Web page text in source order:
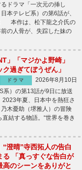
ドラマ「一次元の挿し
本テレビ系）の第6話が、
本作は、松下龍之介氏の
の人骨が、失踪した妹の
」「マジかよ野崎」
ク過ぎてぼうぜん」
ドラマ
2026年8月10日
系）の第13話が9日に放送
年夏、日本中を熱狂さ
木憂助（堺雅人）の冒険
結する物語。“世界を巻き
“澄晴”寺西拓人の告白
る 「真っすぐな告白が
高のシーンをありがと